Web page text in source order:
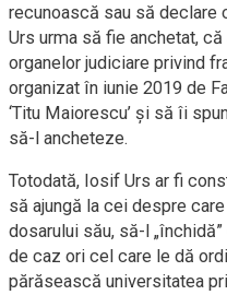
recunoască sau să declare
Urs urma să fie anchetat,
organelor judiciare privind
organizat în iunie 2019 de
‘Titu Maiorescu’ şi să îi
să-l ancheteze.
Totodată, Iosif Urs ar fi
să ajungă la cei despre
dosarului său, să-l
de caz ori cel care le dă
părăsească universitatea